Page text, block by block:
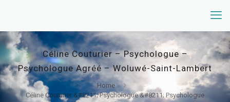
Céline Couturier – Psychologue –
Psychologue Agréé – Woluwé-Saint-Lambert
Home
Céline Couturier &#8211; Psychologue &#8211; Psychologue